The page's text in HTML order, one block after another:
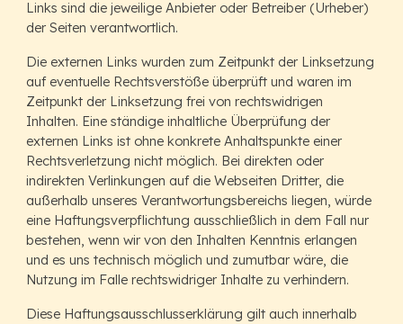
Links sind die jeweilige Anbieter oder Betreiber (Urheber)
der Seiten verantwortlich.
Die externen Links wurden zum Zeitpunkt der Linksetzung
auf eventuelle Rechtsverstöße überprüft und waren im
Zeitpunkt der Linksetzung frei von rechtswidrigen
Inhalten. Eine ständige inhaltliche Überprüfung der
externen Links ist ohne konkrete Anhaltspunkte einer
Rechtsverletzung nicht möglich. Bei direkten oder
indirekten Verlinkungen auf die Webseiten Dritter, die
außerhalb unseres Verantwortungsbereichs liegen, würde
eine Haftungsverpflichtung ausschließlich in dem Fall nur
bestehen, wenn wir von den Inhalten Kenntnis erlangen
und es uns technisch möglich und zumutbar wäre, die
Nutzung im Falle rechtswidriger Inhalte zu verhindern.
Diese Haftungsausschlusserklärung gilt auch innerhalb